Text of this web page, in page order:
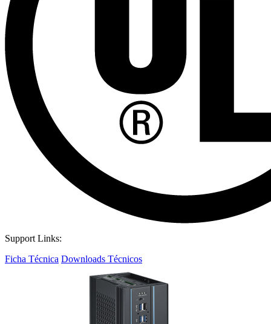
Support Links:
Ficha Técnica Downloads Técnicos